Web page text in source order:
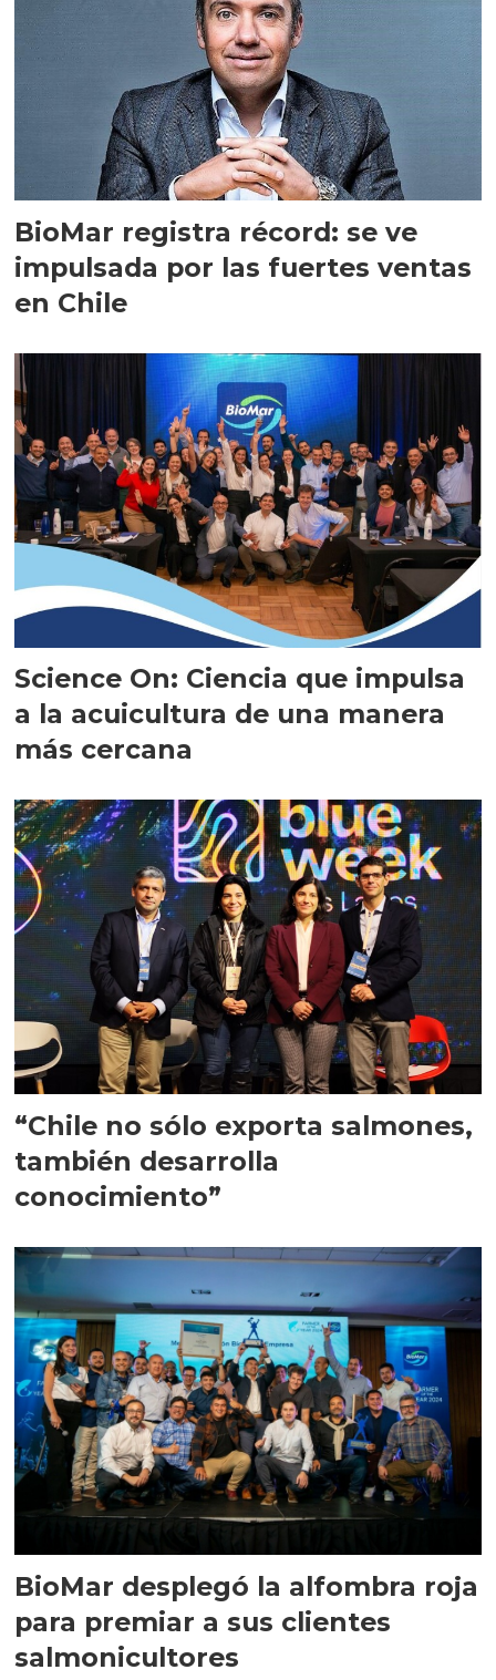
BioMar registra récord: se ve
impulsada por las fuertes ventas
en Chile
Science On: Ciencia que impulsa
a la acuicultura de una manera
más cercana
“Chile no sólo exporta salmones,
también desarrolla
conocimiento”
BioMar desplegó la alfombra roja
para premiar a sus clientes
salmonicultores